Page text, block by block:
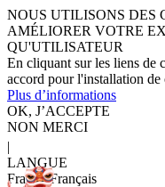
NOUS UTILISONS DES
AMÉLIORER VOTRE
QU'UTILISATEUR
En cliquant sur les liens de
accord pour l'installation de
Plus d’informations
OK, J’ACCEPTE
NON MERCI
|
LANGUE
France-Français